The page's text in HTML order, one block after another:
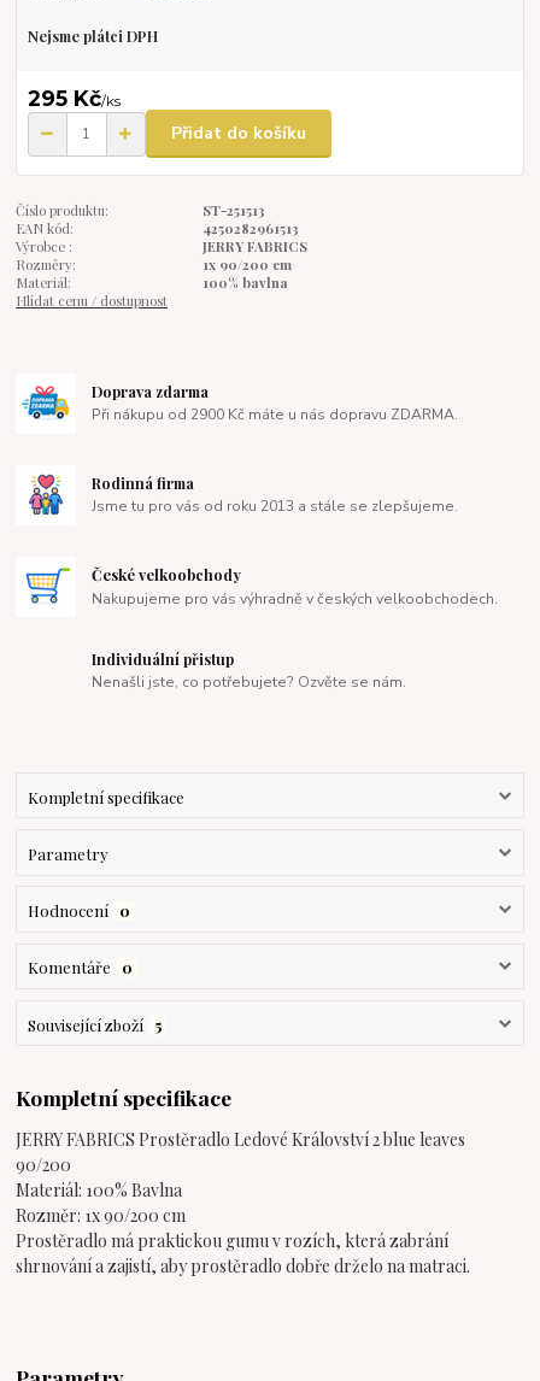
Nejsme plátci DPH
295 Kč/ks
Přidat do košíku
Číslo produktu:
ST-251513
EAN kód:
4250282961513
Výrobce :
JERRY FABRICS
Rozměry:
1x 90/200 cm
Materiál:
100% bavlna
Hlídat cenu / dostupnost
Doprava zdarma
Při nákupu od 2900 Kč máte u nás dopravu ZDARMA.
Rodinná firma
Jsme tu pro vás od roku 2013 a stále se zlepšujeme.
České velkoobchody
Nakupujeme pro vás výhradně v českých velkoobchodech.
Individuální přistup
Nenašli jste, co potřebujete? Ozvěte se nám.
Kompletní specifikace
Parametry
Hodnocení 0
Komentáře 0
Související zboží 5
Kompletní specifikace
JERRY FABRICS Prostěradlo Ledové Království 2 blue leaves
90/200
Materiál: 100% Bavlna
Rozměr: 1x 90/200 cm
Prostěradlo má praktickou gumu v rozích, která zabrání
shrnování a zajistí, aby prostěradlo dobře drželo na matraci.